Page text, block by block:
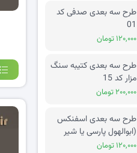
طرح سه بعدی صدفی کد
01
۱۲۰,۰۰۰ تومان
طرح سه بعدی کتیبه سنگ
مزار کد 15
۲۰۰,۰۰۰ تومان
طرح سه بعدی اسفنکس
(ابوالهول پارسی یا شیر
بالدار) کد 02
۱۲۰,۰۰۰ تومان